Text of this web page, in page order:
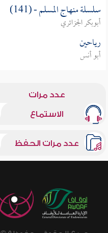
سلسلة منهاج المسلم - (141)
أبوبكر الجزائري
رياحين
أبو أنس
عدد مرات
الاستماع
عدد مرات الحفظ